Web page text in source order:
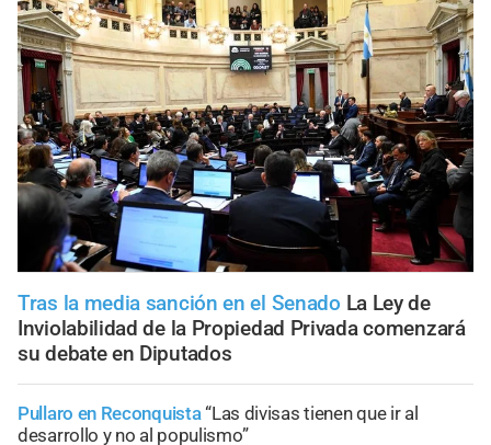
Tras la media sanción en el Senado La Ley de
Inviolabilidad de la Propiedad Privada comenzará
su debate en Diputados
Pullaro en Reconquista“Las divisas tienen que ir al
desarrollo y no al populismo”